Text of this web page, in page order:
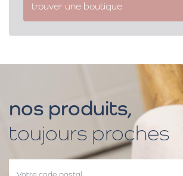
trouver une boutique
nos produits,
toujours proches